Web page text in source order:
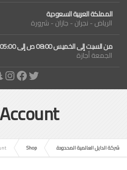
المملكة العربية السعودية
الرياض - نجران - جازان - شرورة
من السبت إلى الخميس 08:00 ص إلى 05:00 م
الجمعة أجازة
Twitter
شركة الدايل العالمية المحدودة Shop